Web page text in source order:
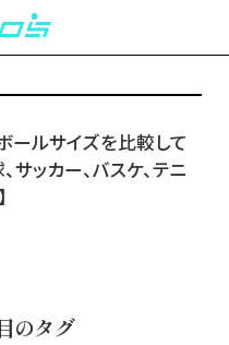
ールサイズを比較して
サッカー、バスケ、テニ
のタグ